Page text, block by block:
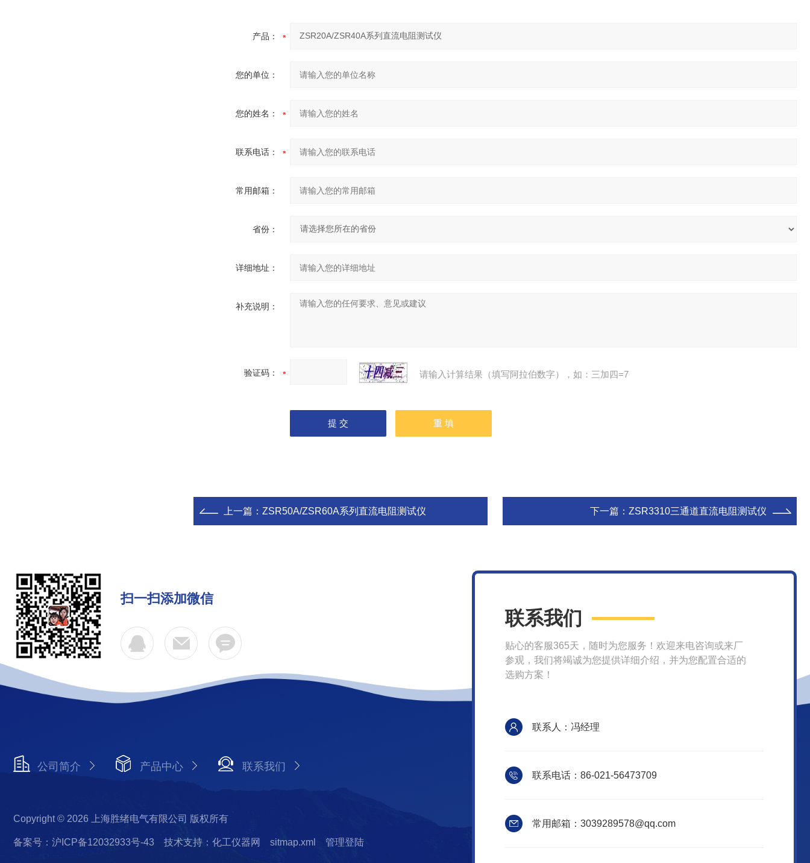
产品：
您的单位：
您的姓名：
联系电话：
常用邮箱：
省份：
详细地址：
补充说明：
验证码： 请输入计算结果（填写阿拉伯数字），如：三加四=7
上一篇： ZSR50A/ZSR60A系列直流电阻测试仪 下一篇： ZSR3310三通道直流电阻测试仪
扫一扫添加微信
公司简介 产品中心 联系我们
Copyright © 2026 上海胜绪电气有限公司 版权所有
备案号：沪ICP备12032933号-43 技术支持：化工仪器网 sitmap.xml 管理登陆
联系我们
贴心的客服365天，随时为您服务！欢迎来电咨询或来厂
参观，我们将竭诚为您提供详细介绍，并为您配置合适的
选购方案！
联系人：冯经理
联系电话：86-021-56473709
常用邮箱：3039289578@qq.com